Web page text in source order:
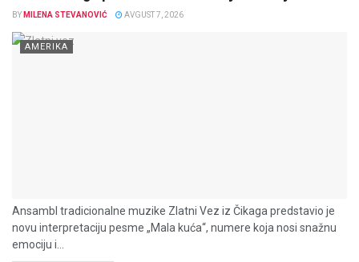
BY MILENA STEVANOVIĆ AVGUST 7, 2026
AMERIKA
Ansambl tradicionalne muzike Zlatni Vez iz Čikaga predstavio je
novu interpretaciju pesme „Mala kuća“, numere koja nosi snažnu
emociju i...